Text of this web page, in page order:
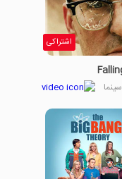
اشتراکی